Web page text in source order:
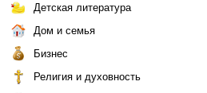
Детская литература
Дом и семья
Бизнес
Религия и духовность